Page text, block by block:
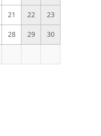
21 22 23
28 29 30